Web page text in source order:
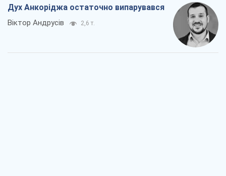
Дух Анкоріджа остаточно випарувався
Віктор Андрусів 2,6 т.